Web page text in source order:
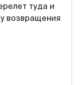
туда и
возвращения